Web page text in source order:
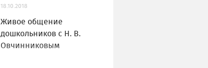
18.10.2018
Живое общение
дошкольников с Н. В.
Овчинниковым